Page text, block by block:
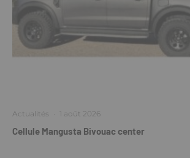
Actualités · 1 août 2026
Cellule Mangusta Bivouac center